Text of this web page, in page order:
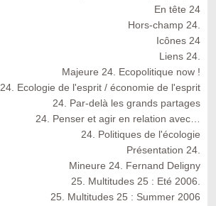
En tête 24
Hors-champ 24.
Icônes 24
Liens 24.
Majeure 24. Ecopolitique now !
24. Ecologie de l'esprit / économie de l'esprit
24. Par-delà les grands partages
24. Penser et agir en relation avec…
24. Politiques de l'écologie
Présentation 24.
Mineure 24. Fernand Deligny
25. Multitudes 25 : Eté 2006.
25. Multitudes 25 : Summer 2006